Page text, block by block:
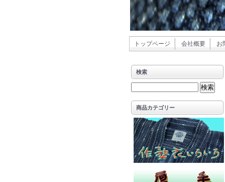
トップページ 会社概要 お
検索
商品カテゴリー